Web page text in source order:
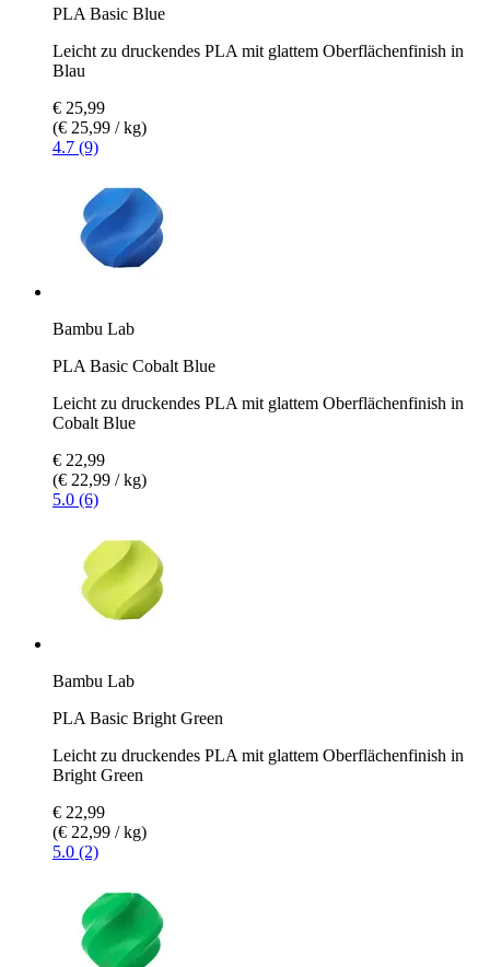
PLA Basic Blue
Leicht zu druckendes PLA mit glattem Oberflächenfinish in
Blau
€ 25,99
(€ 25,99 / kg)
4.7 (9)
Bambu Lab
PLA Basic Cobalt Blue
Leicht zu druckendes PLA mit glattem Oberflächenfinish in
Cobalt Blue
€ 22,99
(€ 22,99 / kg)
5.0 (6)
Bambu Lab
PLA Basic Bright Green
Leicht zu druckendes PLA mit glattem Oberflächenfinish in
Bright Green
€ 22,99
(€ 22,99 / kg)
5.0 (2)